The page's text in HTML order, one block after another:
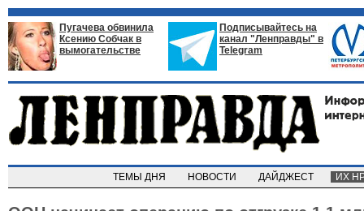
Пугачева обвинила
Ксению Собчак в
вымогательстве
Подписывайтесь на
канал "Ленправды" в
Telegram
ТЕМЫ ДНЯ НОВОСТИ ДАЙДЖЕСТ ИХ